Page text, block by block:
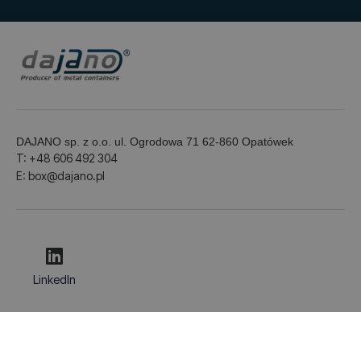
DAJANO sp. z o.o. ul. Ogrodowa 71 62-860 Opatówek
T: +48 606 492 304
E: box@dajano.pl
LinkedIn